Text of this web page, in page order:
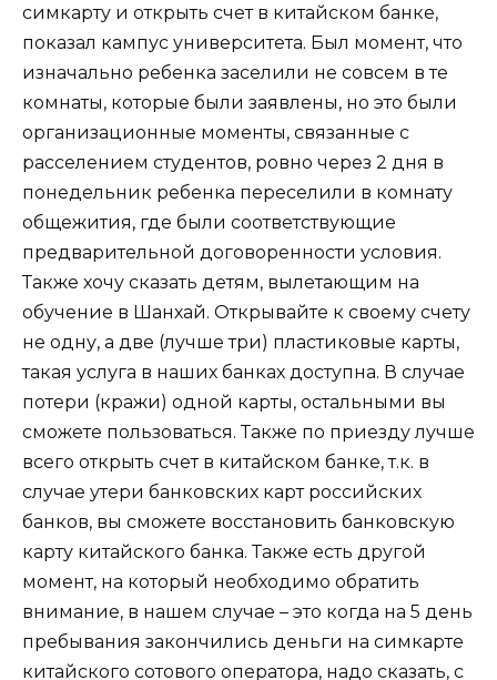
симкарту и открыть счет в китайском банке,
показал кампус университета. Был момент, что
изначально ребенка заселили не совсем в те
комнаты, которые были заявлены, но это были
организационные моменты, связанные с
расселением студентов, ровно через 2 дня в
понедельник ребенка переселили в комнату
общежития, где были соответствующие
предварительной договоренности условия.
Также хочу сказать детям, вылетающим на
обучение в Шанхай. Открывайте к своему счету
не одну, а две (лучше три) пластиковые карты,
такая услуга в наших банках доступна. В случае
потери (кражи) одной карты, остальными вы
сможете пользоваться. Также по приезду лучше
всего открыть счет в китайском банке, т.к. в
случае утери банковских карт российских
банков, вы сможете восстановить банковскую
карту китайского банка. Также есть другой
момент, на который необходимо обратить
внимание, в нашем случае – это когда на 5 день
пребывания закончились деньги на симкарте
китайского сотового оператора, надо сказать, с